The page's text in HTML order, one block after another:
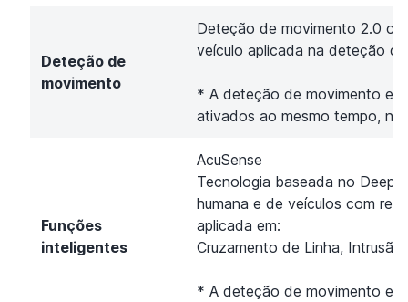
Deteção de
movimento
Deteção de movimento 2.0
veículo aplicada na deteção
* A deteção de movimento e
ativados ao mesmo tempo, no
Funções
inteligentes
AcuSense
Tecnologia baseada no
humana e de veículos com
aplicada em:
Cruzamento de Linha, Intrusão
* A deteção de movimento e